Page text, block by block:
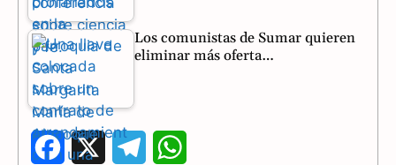
Los comunistas de Sumar quieren
eliminar más oferta…
F